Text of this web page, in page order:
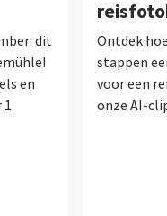
dit
en
1
Ontdek
stappen
voor een
onze AI-